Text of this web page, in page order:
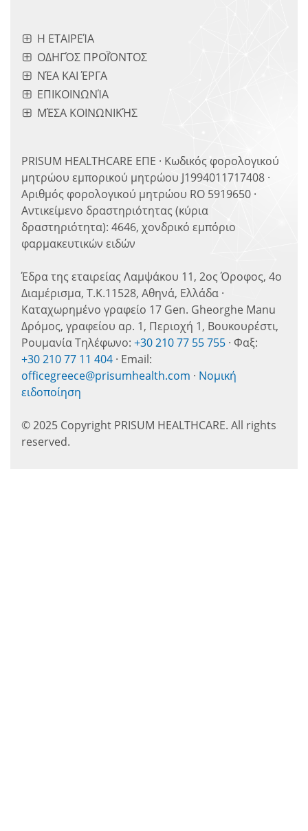
Η ΕΤΑΙΡΕΊΑ
ΟΔΗΓΌΣ ΠΡΟΪΌΝΤΟΣ
ΝΈΑ ΚΑΙ ΈΡΓΑ
ΕΠΙΚΟΙΝΩΝΊΑ
ΜΈΣΑ ΚΟΙΝΩΝΙΚΉΣ
PRISUM HEALTHCARE ΕΠΕ · Κωδικός φορολογικού
μητρώου εμπορικού μητρώου J1994011717408 ·
Αριθμός φορολογικού μητρώου RO 5919650 ·
Αντικείμενο δραστηριότητας (κύρια
δραστηριότητα): 4646, χονδρικό εμπόριο
φαρμακευτικών ειδών
Έδρα της εταιρείας Λαμψάκου 11, 2ος Όροφος, 4ο
Διαμέρισμα, Τ.Κ.11528, Αθηνά, Ελλάδα ·
Καταχωρημένο γραφείο 17 Gen. Gheorghe Manu
Δρόμος, γραφείου αρ. 1, Περιοχή 1, Βουκουρέστι,
Ρουμανία Τηλέφωνο: +30 210 77 55 755 · Φαξ:
+30 210 77 11 404 · Email:
officegreece@prisumhealth.com · Νομική
ειδοποίηση
© 2025 Copyright PRISUM HEALTHCARE. All rights
reserved.